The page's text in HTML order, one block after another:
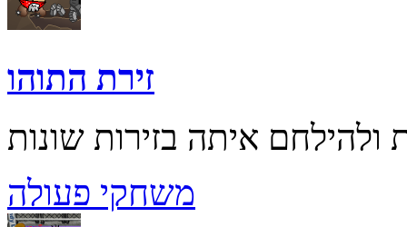
זירת התוהו
משחקי פעולה